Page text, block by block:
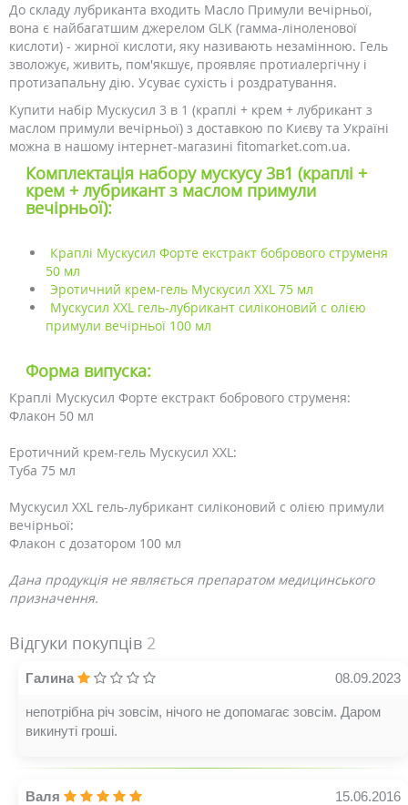
До складу лубриканта входить Масло Примули вечірньої,
вона є найбагатшим джерелом GLK (гамма-ліноленової
кислоти) - жирної кислоти, яку називають незамінною. Гель
зволожує, живить, пом'якшує, проявляє протиалергічну і
протизапальну дію. Усуває сухість і роздратування.
Купити набір Мускусил 3 в 1 (краплі + крем + лубрикант з
маслом примули вечірньої) з доставкою по Києву та Україні
можна в нашому інтернет-магазині fitomarket.com.ua.
Комплектація набору мускусу 3в1 (краплі +
крем + лубрикант з маслом примули
вечірньої):
Краплі Мускусил Форте екстракт бобрового струменя
50 мл
Эротичний крем-гель Мускусил XXL 75 мл
Мускусил XXL гель-лубрикант силіконовий с олією
примули вечірньої 100 мл
Форма випуска:
Краплі Мускусил Форте екстракт бобрового струменя:
Флакон 50 мл
Еротичний крем-гель Мускусил XXL:
Туба 75 мл
Мускусил XXL гель-лубрикант силіконовий с олією примули
вечірньої:
Флакон с дозатором 100 мл
Дана продукція не являється препаратом медицинського
призначення.
Відгуки покупців 2
Галина 08.09.2023
непотрібна річ зовсім, нічого не допомагає зовсім. Даром
викинуті гроші.
Валя 15.06.2016